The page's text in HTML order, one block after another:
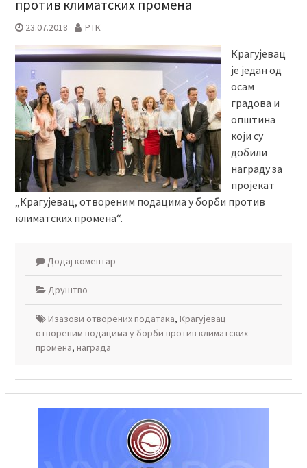
против климатских промена
23.07.2018 РТК
Крагујевац
је један од
осам
градова и
општина
који су
добили
награду за
пројекат
„Крагујевац, отвореним подацима у борби против
климатских промена“.
Додај коментар
Друштво
Изазови отворених података, Крагујевац
отвореним подацима у борби против климатских
промена, награда